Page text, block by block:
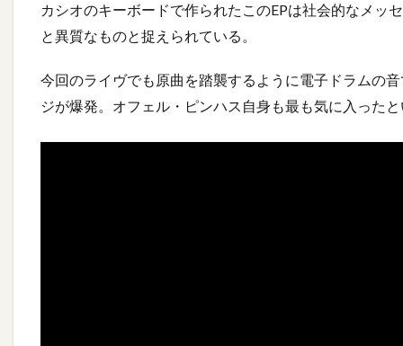
カシオのキーボードで作られたこのEPは社会的なメッ
と異質なものと捉えられている。
今回のライヴでも原曲を踏襲するように電子ドラムの
ジが爆発。オフェル・ピンハス自身も最も気に入ったと